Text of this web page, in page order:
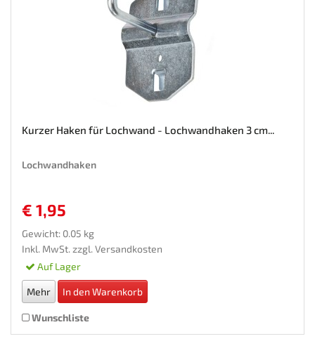
Kurzer Haken für Lochwand - Lochwandhaken 3 cm...
Lochwandhaken
€ 1,95
Gewicht: 0.05 kg
Inkl. MwSt. zzgl. Versandkosten
Auf Lager
Mehr In den Warenkorb
Wunschliste